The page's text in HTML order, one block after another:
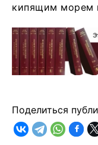
кипящим морем
Поделиться